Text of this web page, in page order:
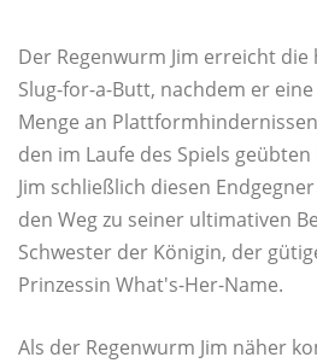
Der Regenwurm Jim erreicht
Slug-for-a-Butt, nachdem er
Menge an
den im Laufe des Spiels
Jim schließlich diesen
den Weg zu seiner ultimativen
Schwester der Königin, der
Prinzessin What's-Her-Name.
Als der Regenwurm Jim näher